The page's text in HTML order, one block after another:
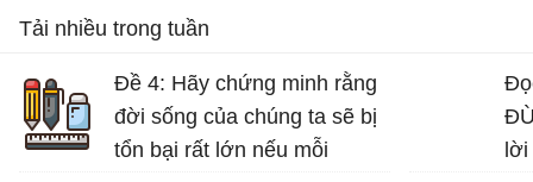
Tải nhiều trong tuần
Đề 4: Hãy chứng minh rằng
đời sống của chúng ta sẽ bị
tổn bại rất lớn nếu mỗi